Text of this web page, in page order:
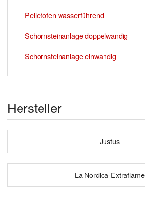
Pelletofen wasserführend
Schornsteinanlage doppelwandig
Schornsteinanlage einwandig
Hersteller
Justus
La Nordica-Extraflame